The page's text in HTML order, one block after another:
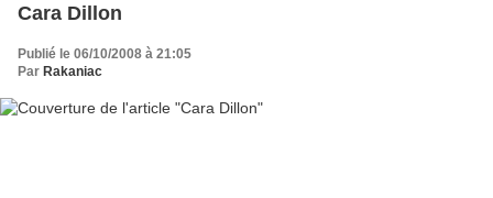
Cara Dillon
Publié le 06/10/2008 à 21:05
Par Rakaniac